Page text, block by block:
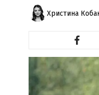
Христина